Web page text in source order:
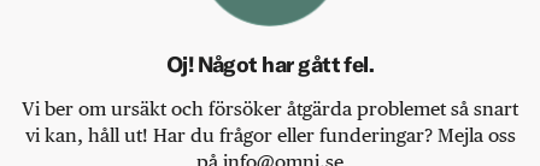
Oj! Något har gått fel.
Vi ber om ursäkt och försöker åtgärda problemet så snart
vi kan, håll ut! Har du frågor eller funderingar? Mejla oss